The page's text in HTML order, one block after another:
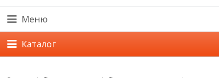
Меню
Каталог